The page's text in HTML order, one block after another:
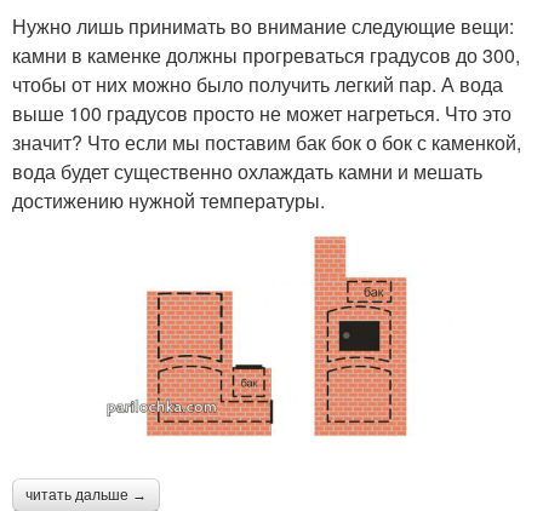
Нужно лишь принимать во внимание следующие вещи:
камни в каменке должны прогреваться градусов до 300,
чтобы от них можно было получить легкий пар. А вода
выше 100 градусов просто не может нагреться. Что это
значит? Что если мы поставим бак бок о бок с каменкой,
вода будет существенно охлаждать камни и мешать
достижению нужной температуры.
читать дальше →